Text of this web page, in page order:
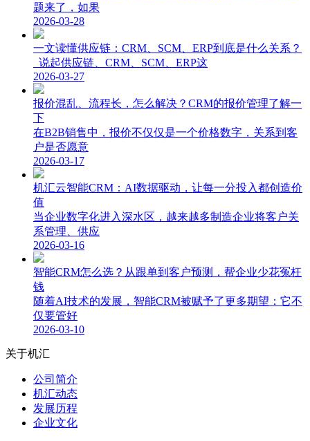
题来了，如果
2026-03-28
一文读懂供应链：CRM、SCM、ERP到底是什么关系？
说起供应链、CRM、SCM、ERP这
2026-03-27
报价混乱、流程长，怎么解决？CRM的报价管理了解一
下
在B2B销售中，报价不仅仅是一个价格数字，关系到客
户是否愿意
2026-03-17
机汇云智能CRM：AI数据驱动，让每一分投入都创造价
值
当企业数字化进入深水区，越来越多制造企业将客户关
系管理、供应
2026-03-16
智能CRM怎么选？从跟单到客户预测，帮企业少花冤枉
钱
随着AI技术的发展，智能CRM被赋予了更多期望：它不
仅要管好
2026-03-10
关于机汇
公司简介
机汇动态
发展历程
企业文化